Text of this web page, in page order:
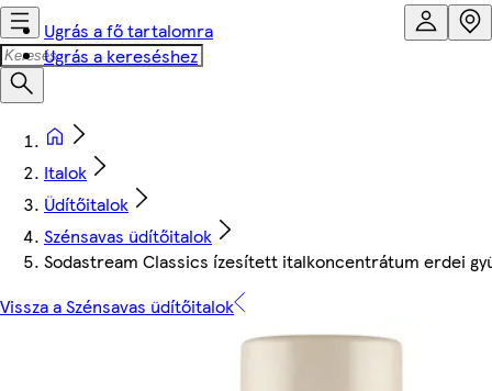
Ugrás a fő tartalomra
Ugrás a kereséshez
Italok
Üdítőitalok
Szénsavas üdítőitalok
Sodastream Classics ízesített italkoncentrátum erdei
Vissza a Szénsavas üdítőitalok